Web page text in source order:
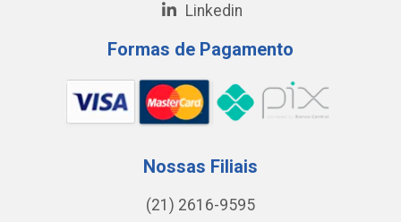
Linkedin
Formas de Pagamento
Nossas Filiais
(21) 2616-9595